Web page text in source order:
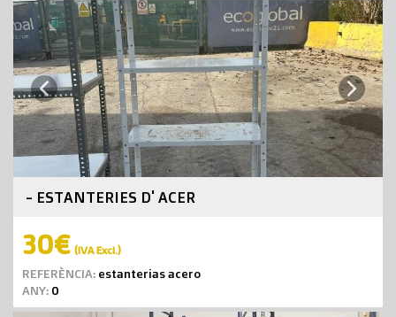
Previous Next
- ESTANTERIES D' ACER
30€ (IVA Excl.)
REFERÈNCIA: estanterias acero
ANY: 0